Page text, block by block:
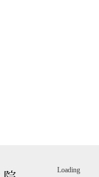
Loading